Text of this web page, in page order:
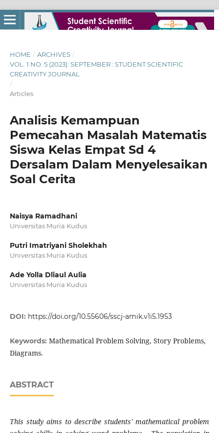
HOME / ARCHIVES /
VOL. 1 NO. 5 (2023): SEPTEMBER : STUDENT SCIENTIFIC
CREATIVITY JOURNAL
/
Articles
Analisis Kemampuan
Pemecahan Masalah Matematis
Siswa Kelas Empat Sd 4
Dersalam Dalam Menyelesaikan
Soal Cerita
Naisya Ramadhani
Universitas Muria Kudus
Putri Imatriyani Sholekhah
Universitas Muria Kudus
Ade Yolla Dliaul Aulia
Universitas Muria Kudus
DOI: https://doi.org/10.55606/sscj-amik.v1i5.1953
Keywords: Mathematical Problem Solving, Story Problems,
Diagrams.
ABSTRACT
This study aims to describe students' mathematical problem